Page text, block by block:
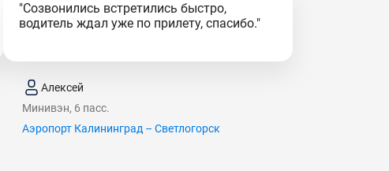
"Созвонились встретились быстро,
водитель ждал уже по прилету, спасибо."
Алексей
Минивэн, 6 пасс.
Аэропорт Калининград – Светлогорск